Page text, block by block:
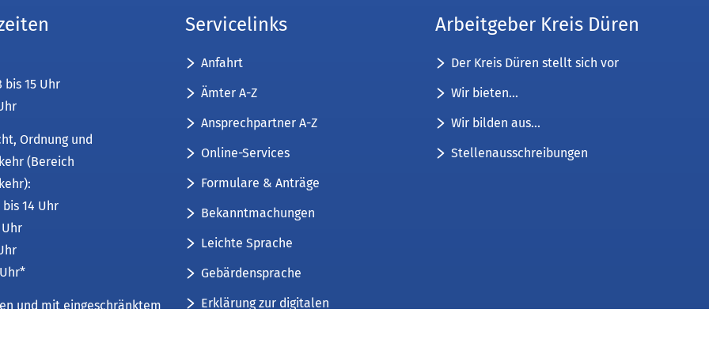
bis 15 Uhr
Ordnung und
(Bereich
14 Uhr
Uhr
und mit eingeschränktem
Servicelinks
Anfahrt
Ämter A-Z
Ansprechpartner A-Z
Online-Services
Formulare & Anträge
Bekanntmachungen
Leichte Sprache
Gebärdensprache
Erklärung zur digitalen
Arbeitgeber Kreis Düren
Der Kreis Düren stellt sich vor
Wir bieten...
Wir bilden aus...
Stellenausschreibungen